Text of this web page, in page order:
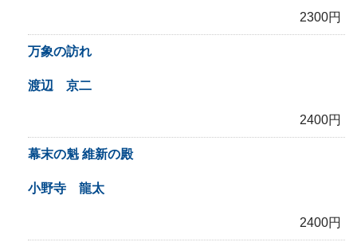
2300円
万象の訪れ
渡辺 京二
2400円
幕末の魁 維新の殿
小野寺 龍太
2400円